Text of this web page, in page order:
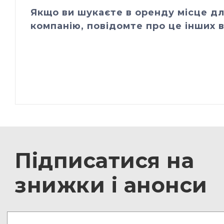
Якщо ви шукаєте в оренду місце
компанію, повідомте про це інших
Підписатися на
знижки і анонси